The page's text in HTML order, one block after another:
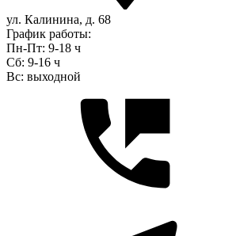
ул. Калинина, д. 68
График работы:
Пн-Пт: 9-18 ч
Сб: 9-16 ч
Вс: выходной